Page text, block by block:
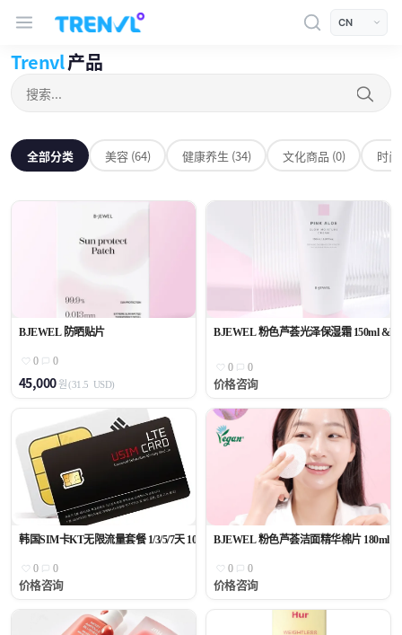
TRENVL Main Header Navigation 언어선택
Products
Trenvl产品
搜索
全部分类
全部分类 美容 (64) 健康养生 (34) 文化商品 (0) 时
BJEWEL 防晒贴片
0 0
45,000원(31.5 USD)
BJEWEL 粉色芦荟光泽保湿霜 150ml
0 0
价格咨询
韩国SIM卡KT无限流量套餐 1/3/5/7天 10/15/30天
0 0
价格咨询
BJEWEL 粉色芦荟洁面精华棉片 180ml（
0 0
价格咨询